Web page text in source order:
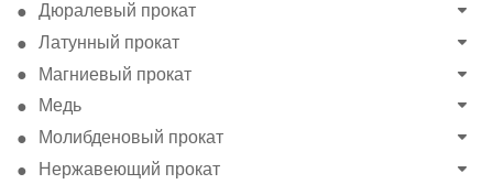
Дюралевый прокат
Латунный прокат
Магниевый прокат
Медь
Молибденовый прокат
Нержавеющий прокат